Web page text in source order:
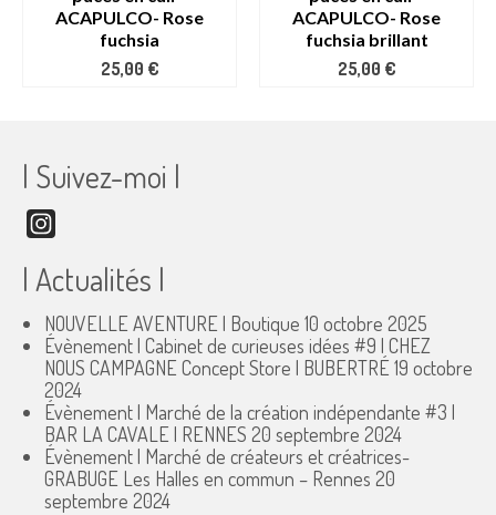
ACAPULCO- Rose
fuchsia
25,00 €
ACAPULCO- Rose
fuchsia brillant
25,00 €
| Suivez-moi |
| Actualités |
NOUVELLE AVENTURE | Boutique 10 octobre 2025
Évènement | Cabinet de curieuses idées #9 | CHEZ
NOUS CAMPAGNE Concept Store | BUBERTRÉ 19 octobre
2024
Évènement | Marché de la création indépendante #3 |
BAR LA CAVALE | RENNES 20 septembre 2024
Évènement | Marché de créateurs et créatrices-
GRABUGE Les Halles en commun – Rennes 20
septembre 2024